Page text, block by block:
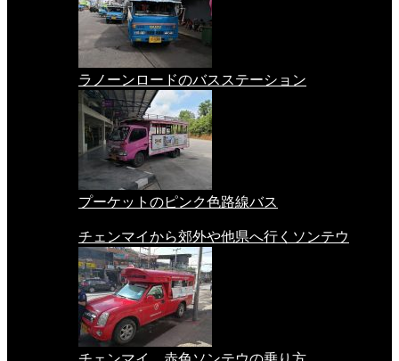
ラノーンロードのバスステーション
プーケットのピンク色路線バス
チェンマイから郊外や他県へ行くソンテウ